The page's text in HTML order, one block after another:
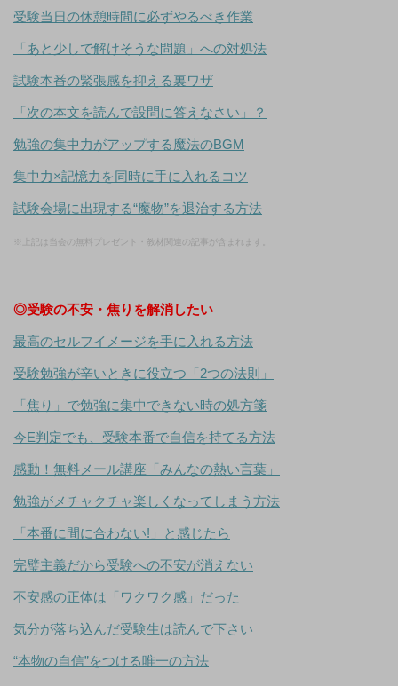
受験当日の休憩時間に必ずやるべき作業
「あと少しで解けそうな問題」への対処法
試験本番の緊張感を抑える裏ワザ
「次の本文を読んで設問に答えなさい」？
勉強の集中力がアップする魔法のBGM
集中力×記憶力を同時に手に入れるコツ
試験会場に出現する“魔物”を退治する方法
※上記は当会の無料プレゼント・教材関連の記事が含まれます。
◎受験の不安・焦りを解消したい
最高のセルフイメージを手に入れる方法
受験勉強が辛いときに役立つ「2つの法則」
「焦り」で勉強に集中できない時の処方箋
今E判定でも、受験本番で自信を持てる方法
感動！無料メール講座「みんなの熱い言葉」
勉強がメチャクチャ楽しくなってしまう方法
「本番に間に合わない!」と感じたら
完璧主義だから受験への不安が消えない
不安感の正体は「ワクワク感」だった
気分が落ち込んだ受験生は読んで下さい
“本物の自信”をつける唯一の方法